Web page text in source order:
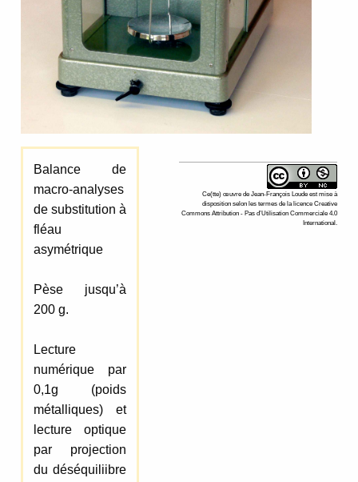
Balance de
macro-analyses
de substitution à
fléau
asymétrique
Pèse jusqu’à
200 g.
Lecture
numérique par
0,1g (poids
métalliques) et
lecture optique
par projection
du déséquiliibre
Ce(tte) œuvre de Jean-François Loude est mise à
disposition selon les termes de la licence Creative
Commons Attribution - Pas d’Utilisation Commerciale 4.0
International.